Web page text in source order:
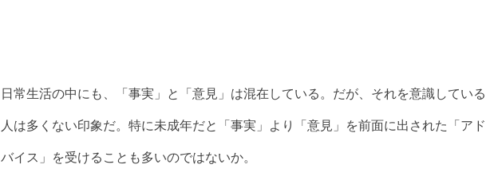
日常生活の中にも、「事実」と「意見」は混在している。だが、それを意識している
人は多くない印象だ。特に未成年だと「事実」より「意見」を前面に出された「アド
バイス」を受けることも多いのではないか。